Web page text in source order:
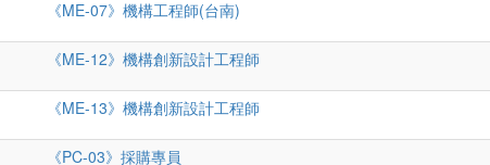
《ME-07》機構工程師(台南)
《ME-12》機構創新設計工程師
《ME-13》機構創新設計工程師
《PC-03》採購專員